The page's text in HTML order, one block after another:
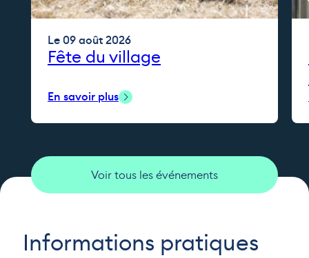
Le 09 août 2026
Fête du village
En savoir plus
Voir tous les événements
Informations pratiques